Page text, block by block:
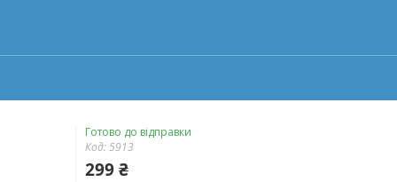
Готово до відправки
Код:5913
299 ₴